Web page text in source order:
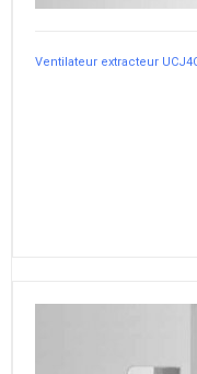
Ventilateur extracteur